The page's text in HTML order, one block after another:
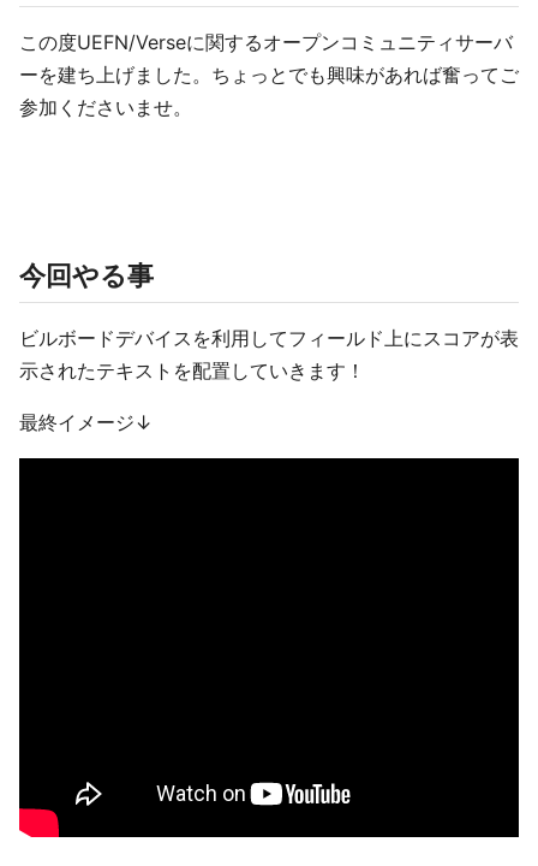
この度UEFN/Verseに関するオープンコミュニティサーバ
ーを建ち上げました。ちょっとでも興味があれば奮ってご
参加くださいませ。
今回やる事
ビルボードデバイスを利用してフィールド上にスコアが表
示されたテキストを配置していきます！
最終イメージ↓